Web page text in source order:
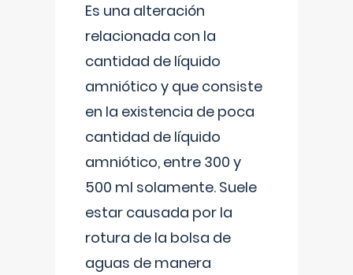
Es una alteración
relacionada con la
cantidad de líquido
amniótico y que consiste
en la existencia de poca
cantidad de líquido
amniótico, entre 300 y
500 ml solamente. Suele
estar causada por la
rotura de la bolsa de
aguas de manera